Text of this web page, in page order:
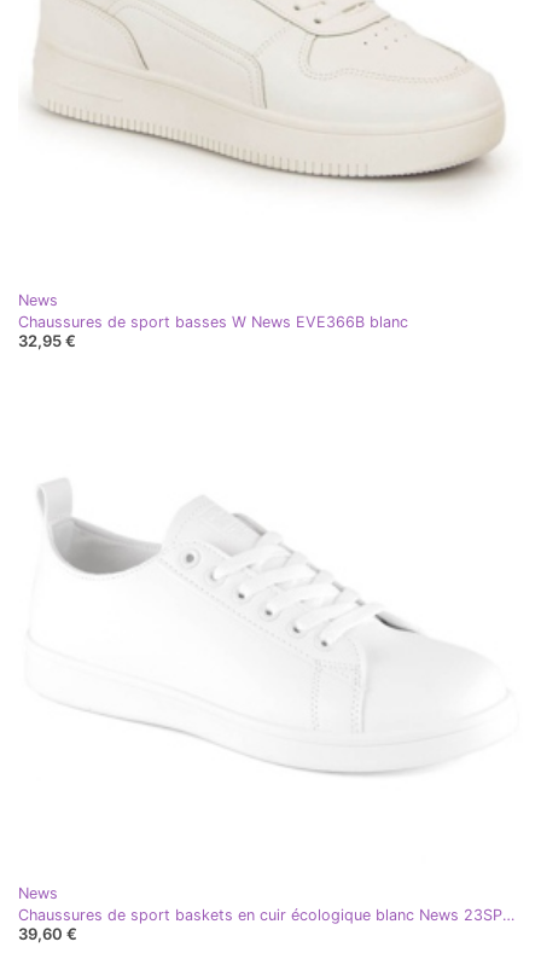
News
Chaussures de sport basses W News EVE366B blanc
32,95 €
News
Chaussures de sport baskets en cuir écologique blanc News 23SP02-5786
39,60 €